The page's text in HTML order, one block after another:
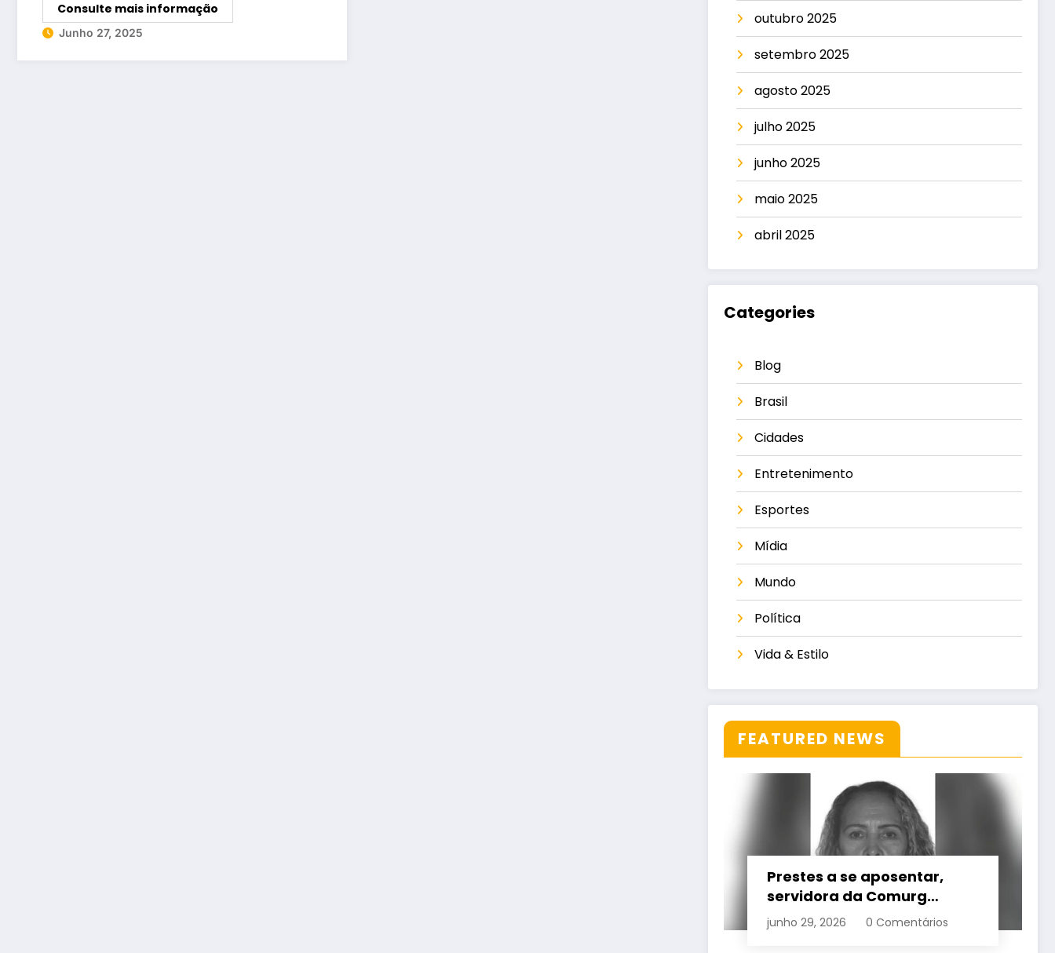
Consulte mais informação
Junho 27, 2025
outubro 2025
setembro 2025
agosto 2025
julho 2025
junho 2025
maio 2025
abril 2025
Categories
Blog
Brasil
Cidades
Entretenimento
Esportes
Mídia
Mundo
Política
Vida & Estilo
FEATURED NEWS
Prestes a se aposentar,
servidora da Comurg
atropelada por bêbado
entra em protocolo de
junho 29, 2026 0 Comentários